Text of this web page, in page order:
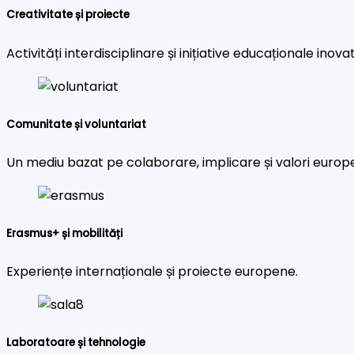
Creativitate și proiecte
Activități interdisciplinare și inițiative educaționale
Comunitate și voluntariat
Un mediu bazat pe colaborare, implicare și valori
Erasmus+ și mobilități
Experiențe internaționale și proiecte europene.
Laboratoare și tehnologie